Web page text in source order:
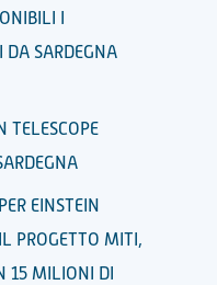
I
DA SARDEGNA
TELESCOPE
EINSTEIN
PROGETTO MITI,
15 MILIONI DI